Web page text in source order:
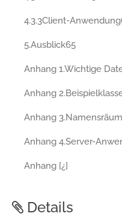
4.3.3Client-
5.Ausblick65
Anhang 1.Wichtige
Anhang
Anhang
Anhang 4.Server-
Anhang [¿]
Details